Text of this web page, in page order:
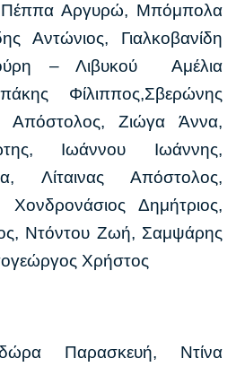
Πέππα Αργυρώ, Μπόμπολα
Αντώνιος, Γιαλκοβανίδη
– Λιβυκού Αμέλια
Φίλιππος,Σβερώνης
Απόστολος, Ζιώγα Άννα,
Ιωάννου Ιωάννης,
Λίταινας Απόστολος,
Χονδρονάσιος Δημήτριος,
Ντόντου Ζωή, Σαμψάρης
Χρήστος
Παρασκευή, Ντίνα